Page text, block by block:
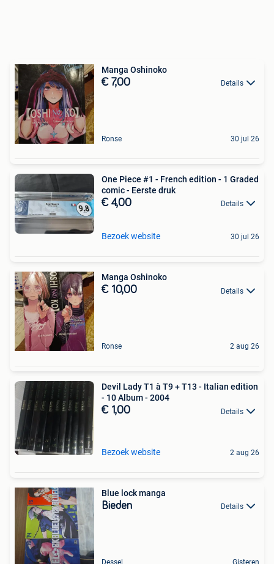
Manga Oshinoko
€ 7,00 Details
Ronse 30 jul 26
One Piece #1 - French edition - 1 Graded
comic - Eerste druk
€ 4,00 Details
Bezoek website 30 jul 26
Manga Oshinoko
€ 10,00 Details
Ronse 2 aug 26
Devil Lady T1 à T9 + T13 - Italian edition
- 10 Album - 2004
€ 1,00 Details
Bezoek website 2 aug 26
Blue lock manga
Bieden Details
Dessel Gisteren